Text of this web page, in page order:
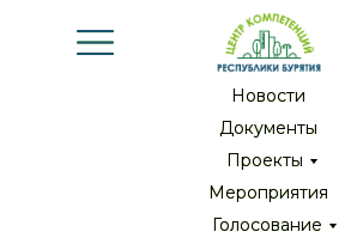
Новости
Новости
Документы
Документы
Мероприятия
Мероприятия
Проекты
Проекты
Голосование
Голосование